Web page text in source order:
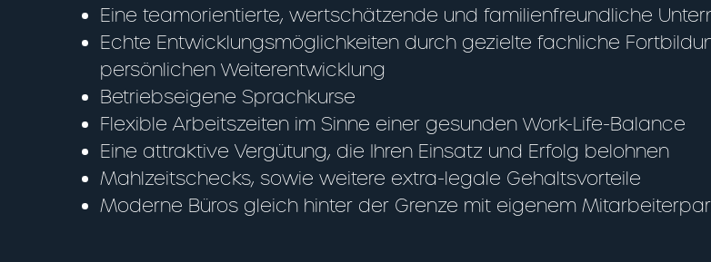
Eine teamorientierte, wertschätzende und familienfreundliche
Echte Entwicklungsmöglichkeiten durch gezielte fachliche
persönlichen Weiterentwicklung
Betriebseigene Sprachkurse
Flexible Arbeitszeiten im Sinne einer gesunden Work-Life-Balance
Eine attraktive Vergütung, die Ihren Einsatz und Erfolg belohnen
Mahlzeitschecks, sowie weitere extra-legale Gehaltsvorteile
Moderne Büros gleich hinter der Grenze mit eigenem